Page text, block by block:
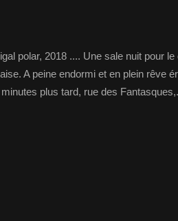
polar, 2018 .... Une sale nuit pour
A peine endormi et en plein rêve
plus tard, rue des